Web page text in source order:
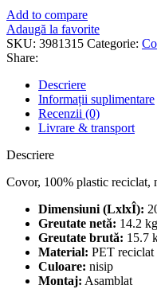
Add to compare
Adaugă la favorite
SKU: 3981315 Categorie:
Share:
Descriere
Informații suplimentare
Recenzii (0)
Livrare & transport
Descriere
Covor, 100% plastic reciclat,
Dimensiuni (LxlxÎ):
Greutate netă: 14.2 kg
Greutate brută: 15.7
Material: PET reciclat
Culoare: nisip
Montaj: Asamblat